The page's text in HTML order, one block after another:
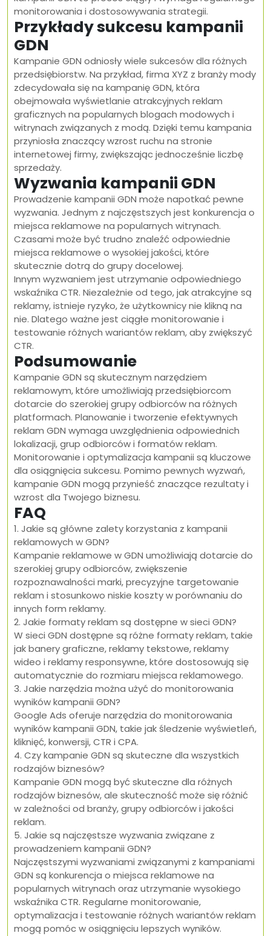
monitorowania i dostosowywania strategii.
Przykłady sukcesu kampanii
GDN
Kampanie GDN odniosły wiele sukcesów dla różnych
przedsiębiorstw. Na przykład, firma XYZ z branży mody
zdecydowała się na kampanię GDN, która
obejmowała wyświetlanie atrakcyjnych reklam
graficznych na popularnych blogach modowych i
witrynach związanych z modą. Dzięki temu kampania
przyniosła znaczący wzrost ruchu na stronie
internetowej firmy, zwiększając jednocześnie liczbę
sprzedaży.
Wyzwania kampanii GDN
Prowadzenie kampanii GDN może napotkać pewne
wyzwania. Jednym z najczęstszych jest konkurencja o
miejsca reklamowe na popularnych witrynach.
Czasami może być trudno znaleźć odpowiednie
miejsca reklamowe o wysokiej jakości, które
skutecznie dotrą do grupy docelowej.
Innym wyzwaniem jest utrzymanie odpowiedniego
wskaźnika CTR. Niezależnie od tego, jak atrakcyjne są
reklamy, istnieje ryzyko, że użytkownicy nie klikną na
nie. Dlatego ważne jest ciągłe monitorowanie i
testowanie różnych wariantów reklam, aby zwiększyć
CTR.
Podsumowanie
Kampanie GDN są skutecznym narzędziem
reklamowym, które umożliwiają przedsiębiorcom
dotarcie do szerokiej grupy odbiorców na różnych
platformach. Planowanie i tworzenie efektywnych
reklam GDN wymaga uwzględnienia odpowiednich
lokalizacji, grup odbiorców i formatów reklam.
Monitorowanie i optymalizacja kampanii są kluczowe
dla osiągnięcia sukcesu. Pomimo pewnych wyzwań,
kampanie GDN mogą przynieść znaczące rezultaty i
wzrost dla Twojego biznesu.
FAQ
1. Jakie są główne zalety korzystania z kampanii
reklamowych w GDN?
Kampanie reklamowe w GDN umożliwiają dotarcie do
szerokiej grupy odbiorców, zwiększenie
rozpoznawalności marki, precyzyjne targetowanie
reklam i stosunkowo niskie koszty w porównaniu do
innych form reklamy.
2. Jakie formaty reklam są dostępne w sieci GDN?
W sieci GDN dostępne są różne formaty reklam, takie
jak banery graficzne, reklamy tekstowe, reklamy
wideo i reklamy responsywne, które dostosowują się
automatycznie do rozmiaru miejsca reklamowego.
3. Jakie narzędzia można użyć do monitorowania
wyników kampanii GDN?
Google Ads oferuje narzędzia do monitorowania
wyników kampanii GDN, takie jak śledzenie wyświetleń,
kliknięć, konwersji, CTR i CPA.
4. Czy kampanie GDN są skuteczne dla wszystkich
rodzajów biznesów?
Kampanie GDN mogą być skuteczne dla różnych
rodzajów biznesów, ale skuteczność może się różnić
w zależności od branży, grupy odbiorców i jakości
reklam.
5. Jakie są najczęstsze wyzwania związane z
prowadzeniem kampanii GDN?
Najczęstszymi wyzwaniami związanymi z kampaniami
GDN są konkurencja o miejsca reklamowe na
popularnych witrynach oraz utrzymanie wysokiego
wskaźnika CTR. Regularne monitorowanie,
optymalizacja i testowanie różnych wariantów reklam
mogą pomóc w osiągnięciu lepszych wyników.